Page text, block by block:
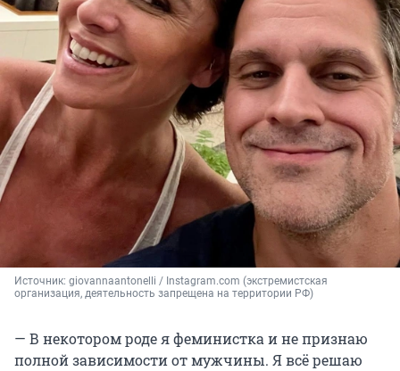
Источник: giovannaantonelli / Instagram.com (экстремистская
организация, деятельность запрещена на территории РФ)
— В некотором роде я феминистка и не признаю
полной зависимости от мужчины. Я всё решаю